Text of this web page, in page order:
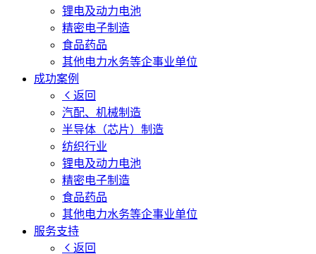
锂电及动力电池
精密电子制造
食品药品
其他电力水务等企事业单位
成功案例
返回
汽配、机械制造
半导体（芯片）制造
纺织行业
锂电及动力电池
精密电子制造
食品药品
其他电力水务等企事业单位
服务支持
返回